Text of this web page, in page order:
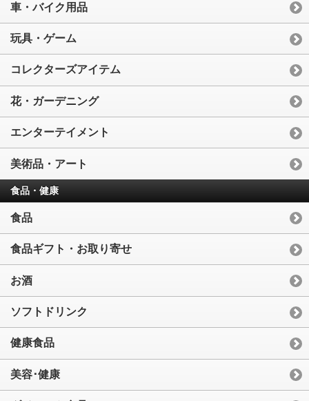
車・バイク用品
玩具・ゲーム
コレクターズアイテム
花・ガーデニング
エンターテイメント
美術品・アート
食品・健康
食品
食品ギフト・お取り寄せ
お酒
ソフトドリンク
健康食品
美容･健康